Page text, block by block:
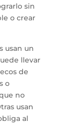
sin
o crear
usan un
llevar
de
o
no
usan
al